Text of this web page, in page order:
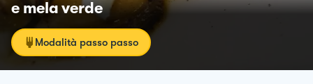
e mela verde
Modalità passo passo